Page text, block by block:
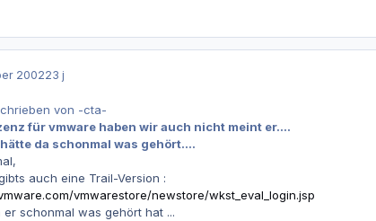
200223 j
von -cta-
für vmware haben wir auch nicht meint er....
da schonmal was gehört....
auch eine Trail-Version :
vmwarestore/newstore/wkst_eval_login.jsp
er schonmal was gehört hat ...